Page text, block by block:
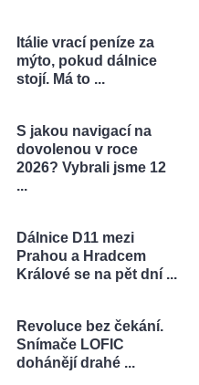
Itálie vrací peníze za
mýto, pokud dálnice
stojí. Má to ...
S jakou navigací na
dovolenou v roce
2026? Vybrali jsme 12
...
Dálnice D11 mezi
Prahou a Hradcem
Králové se na pět dní ...
Revoluce bez čekání.
Snímače LOFIC
dohánějí drahé ...